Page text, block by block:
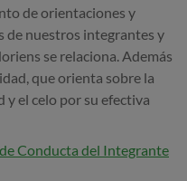
de orientaciones y
de nuestros integrantes y
se relaciona. Además
que orienta sobre la
y el celo por su efectiva
Conducta del Integrante